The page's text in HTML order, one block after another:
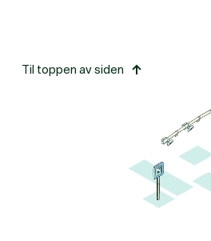
Til toppen av siden